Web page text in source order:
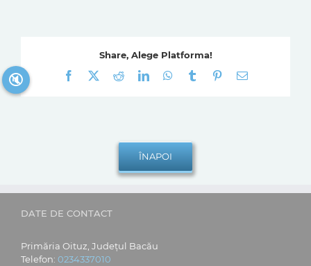
Share, Alege Platforma!
Facebook
RedditLinkedInWhatsApp
Tumblr Pinterest
E-
DATE DE CONTACT
Primăria Oituz, Județul Bacău
Telefon: 0234337010
🔇